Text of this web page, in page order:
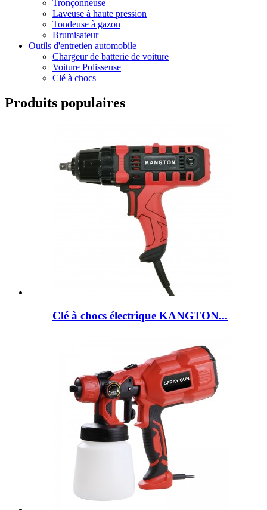
Tronçonneuse
Laveuse à haute pression
Tondeuse à gazon
Brumisateur
Outils d'entretien automobile
Chargeur de batterie de voiture
Voiture Polisseuse
Clé à chocs
Produits populaires
Clé à chocs électrique KANGTON...